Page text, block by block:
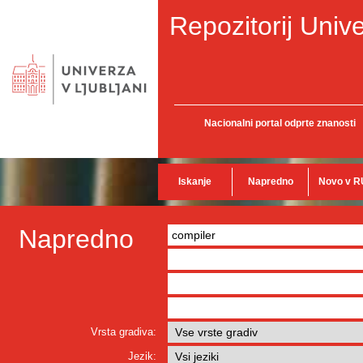
Repozitorij
Nacionalni portal odprte znanosti
Iskanje Napredno Novo v
Napredno
Vrsta gradiva:
Jezik: